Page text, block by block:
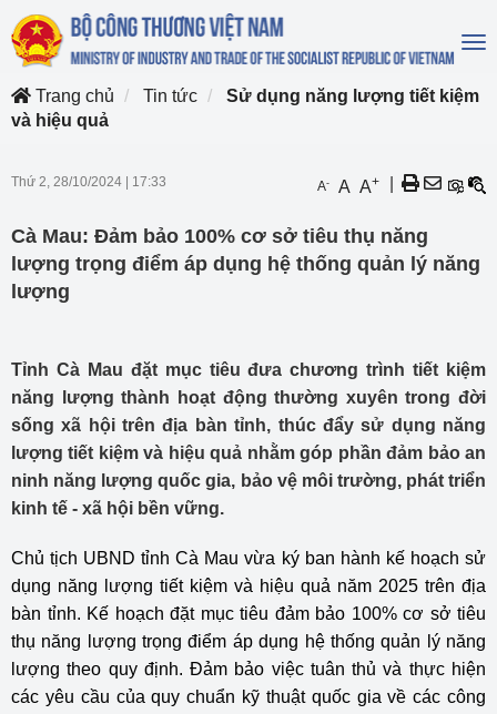
Trang chủ
Tin tức
Sử dụng năng lượng tiết kiệm
và hiệu quả
Thứ 2, 28/10/2024 17:33 A- A A+
Cà Mau: Đảm bảo 100% cơ sở tiêu thụ năng
lượng trọng điểm áp dụng hệ thống quản lý năng
lượng
Tỉnh Cà Mau đặt mục tiêu đưa chương trình tiết kiệm
năng lượng thành hoạt động thường xuyên trong đời
sống xã hội trên địa bàn tỉnh, thúc đẩy sử dụng năng
lượng tiết kiệm và hiệu quả nhằm góp phần đảm bảo an
ninh năng lượng quốc gia, bảo vệ môi trường, phát triển
kinh tế - xã hội bền vững.
Chủ tịch UBND tỉnh Cà Mau vừa ký ban hành kế hoạch sử
dụng năng lượng tiết kiệm và hiệu quả năm 2025 trên địa
bàn tỉnh. Kế hoạch đặt mục tiêu đảm bảo 100% cơ sở tiêu
thụ năng lượng trọng điểm áp dụng hệ thống quản lý năng
lượng theo quy định. Đảm bảo việc tuân thủ và thực hiện
các yêu cầu của quy chuẩn kỹ thuật quốc gia về các công